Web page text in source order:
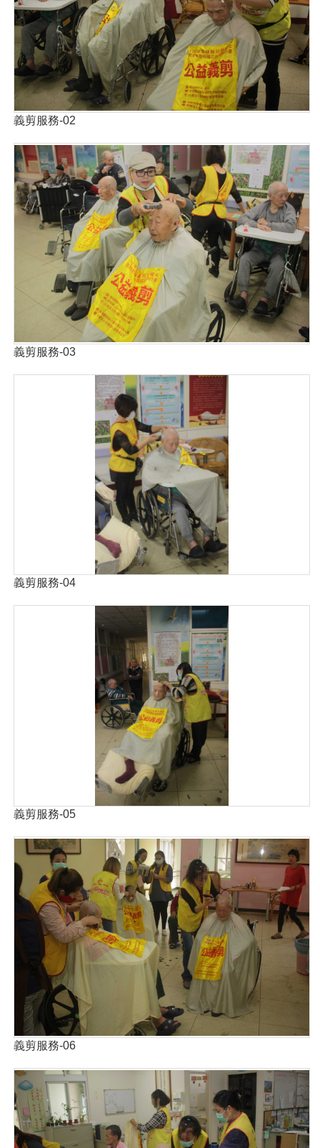
義剪服務-02
義剪服務-03
義剪服務-04
義剪服務-05
義剪服務-06